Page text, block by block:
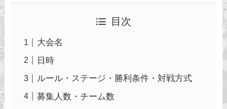
目次
大会名
日時
ルール・ステージ・勝利条件・対戦方式
募集人数・チーム数